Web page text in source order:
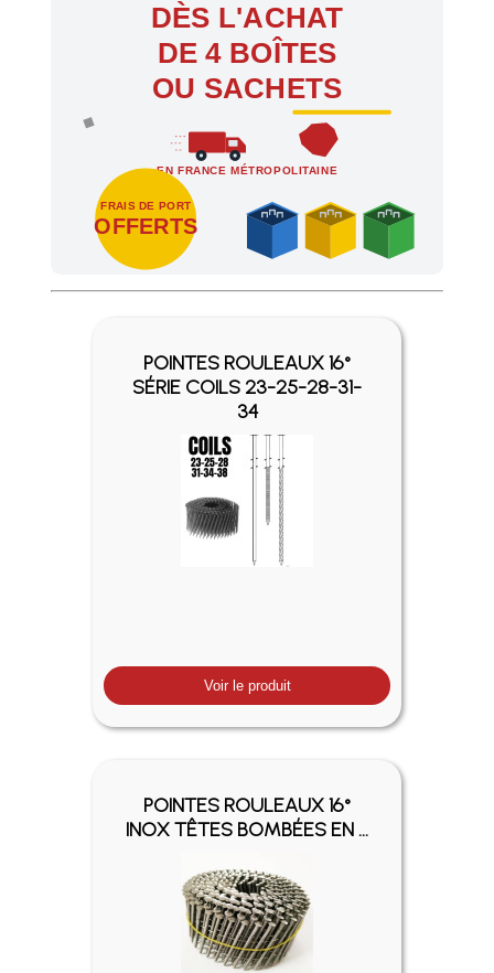
DÈS L'ACHAT
DE 4 BOÎTES
OU SACHETS
EN FRANCE MÉTROPOLITAINE
FRAIS DE PORT
OFFERTS
Profitez des Frais de port offerts en France
POINTES ROULEAUX 16°
SÉRIE COILS 23-25-28-31-
34
Voir le produit
POINTES ROULEAUX 16°
INOX TÊTES BOMBÉES EN ...